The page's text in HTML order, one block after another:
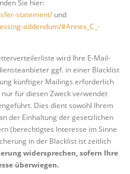
Sie hier:
statement/ und
addendum/#Annex_C_-
wird Ihre E-Mail-
ggf. in einer Blacklist
künftiger Mailings erforderlich
für diesen Zweck verwendet
Dies dient sowohl Ihrem
der Einhaltung der gesetzlichen
(berechtigtes Interesse im Sinne
in der Blacklist ist zeitlich
widersprechen, sofern Ihre
überwiegen.